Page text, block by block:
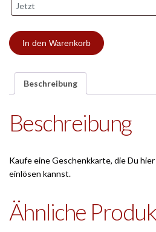
Geschenkgutschein
(30€)
In den Warenkorb
Beschreibung
Beschreibung
Kaufe eine Geschenkkarte, die Du hier
einlösen kannst.
Ähnliche